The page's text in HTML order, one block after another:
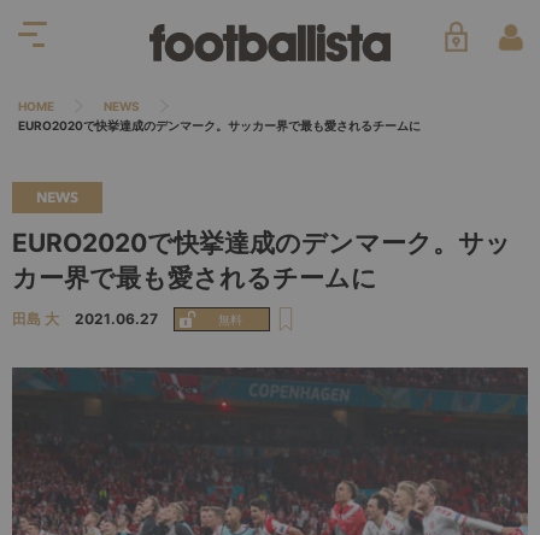
HOME
NEWS
EURO2020で快挙達成のデンマーク。サッカー界で最も愛されるチームに
NEWS
EURO2020で快挙達成のデンマーク。サッ
カー界で最も愛されるチームに
田島 大 2021.06.27